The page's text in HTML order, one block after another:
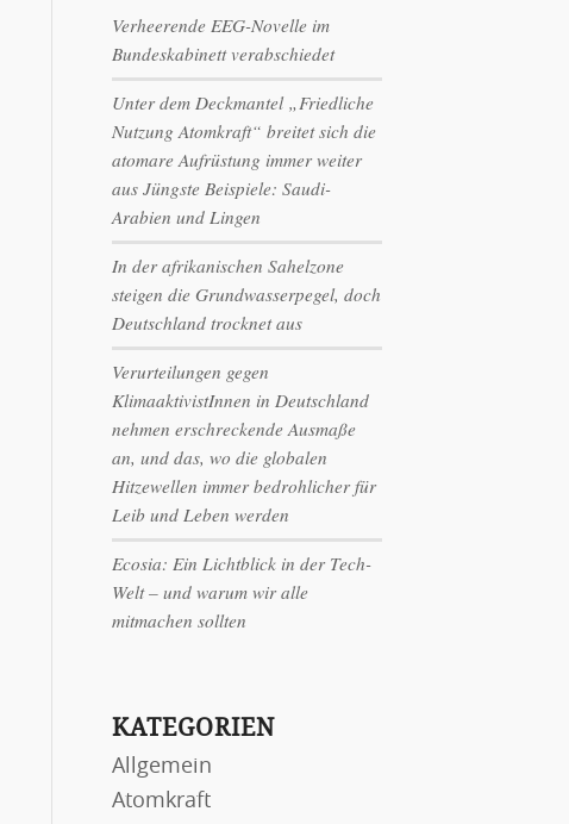
Verheerende EEG-Novelle im
Bundeskabinett verabschiedet
Unter dem Deckmantel „Friedliche
Nutzung Atomkraft“ breitet sich die
atomare Aufrüstung immer weiter
aus Jüngste Beispiele: Saudi-
Arabien und Lingen
In der afrikanischen Sahelzone
steigen die Grundwasserpegel, doch
Deutschland trocknet aus
Verurteilungen gegen
KlimaaktivistInnen in Deutschland
nehmen erschreckende Ausmaße
an, und das, wo die globalen
Hitzewellen immer bedrohlicher für
Leib und Leben werden
Ecosia: Ein Lichtblick in der Tech-
Welt – und warum wir alle
mitmachen sollten
KATEGORIEN
Allgemein
Atomkraft